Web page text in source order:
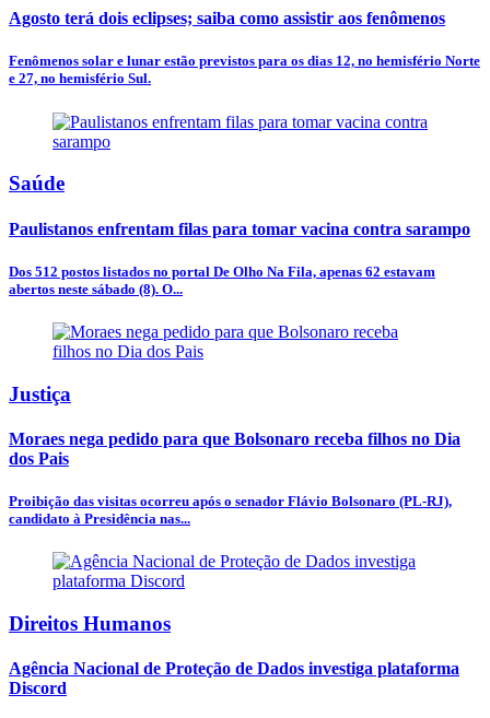
Agosto terá dois eclipses; saiba como assistir aos fenômenos
Fenômenos solar e lunar estão previstos para os dias 12, no hemisfério Norte
e 27, no hemisfério Sul.
Saúde
Paulistanos enfrentam filas para tomar vacina contra sarampo
Dos 512 postos listados no portal De Olho Na Fila, apenas 62 estavam
abertos neste sábado (8). O...
Justiça
Moraes nega pedido para que Bolsonaro receba filhos no Dia
dos Pais
Proibição das visitas ocorreu após o senador Flávio Bolsonaro (PL-RJ),
candidato à Presidência nas...
Direitos Humanos
Agência Nacional de Proteção de Dados investiga plataforma
Discord